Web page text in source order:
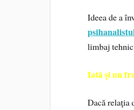
Ideea de a
limbaj
Iată și un
Dacă relaţia